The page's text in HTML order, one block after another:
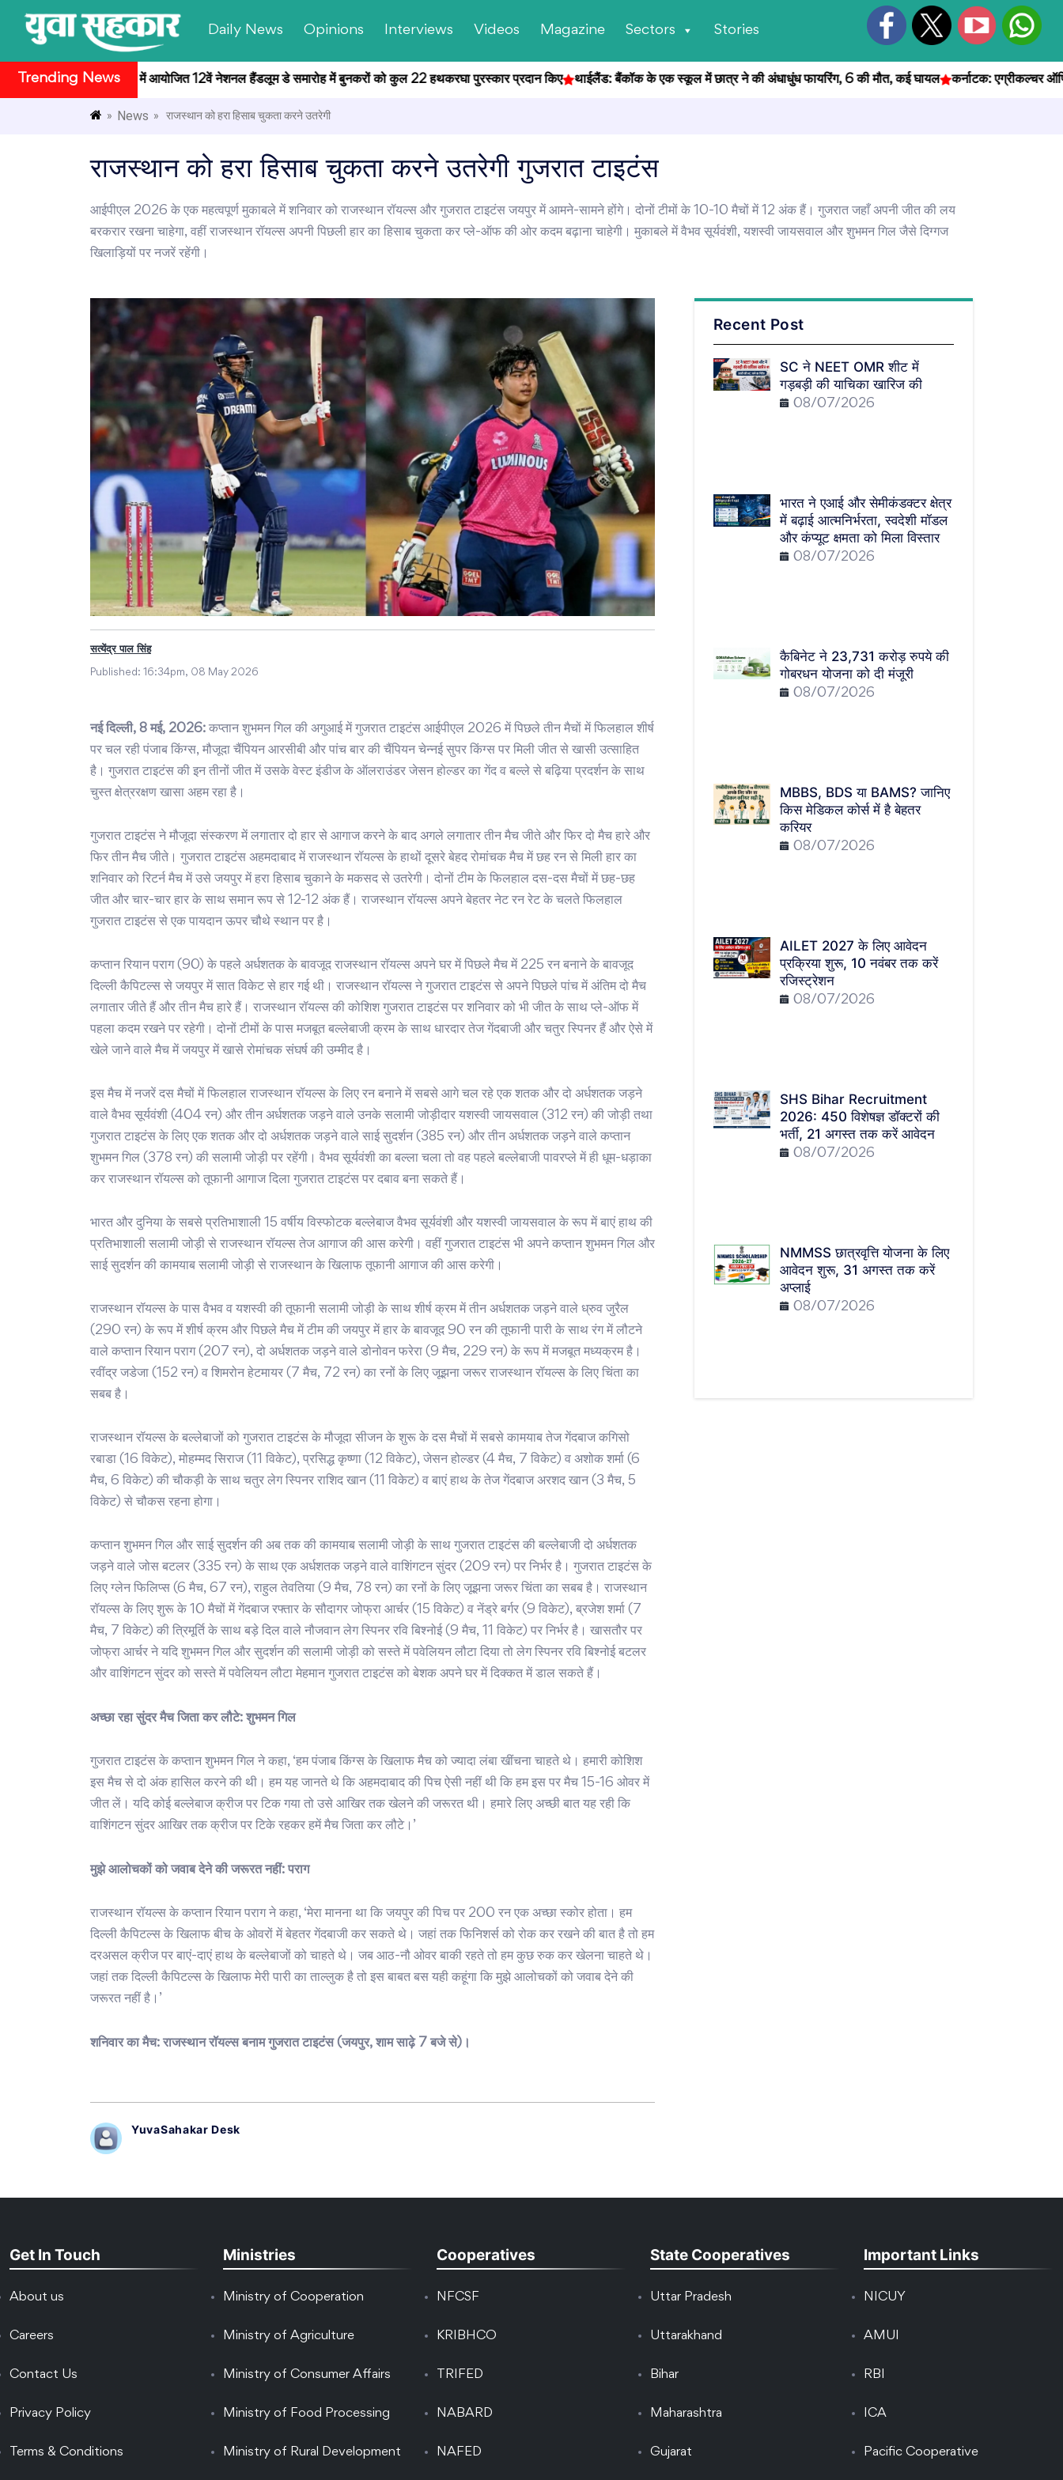
Daily News Opinions Interviews Videos Magazine Sectors Stories
Trending News
भवन सांस्कृतिक केंद्र में आयोजित 12वें नेशनल हैंडलूम डे समारोह में बुनकरों को कुल 22 हथकरघा पुरस्कार प्रदान किए थाईलैंड: बैंकॉक के एक स्कूल में छात्र ने की अंधाधुंध फायरिंग, 6 की मौत, कई घायल कर्नाटक: एग्रीकल्चर ऑफिसर
» News » राजस्थान को हरा हिसाब चुकता करने उतरेगी
राजस्थान को हरा हिसाब चुकता करने उतरेगी गुजरात टाइटंस
आईपीएल 2026 के एक महत्वपूर्ण मुकाबले में शनिवार को राजस्थान रॉयल्स और गुजरात टाइटंस जयपुर में आमने-सामने होंगे। दोनों टीमों के 10-10 मैचों में 12 अंक हैं। गुजरात जहाँ अपनी जीत की लय
बरकरार रखना चाहेगा, वहीं राजस्थान रॉयल्स अपनी पिछली हार का हिसाब चुकता कर प्ले-ऑफ की ओर कदम बढ़ाना चाहेगी। मुकाबले में वैभव सूर्यवंशी, यशस्वी जायसवाल और शुभमन गिल जैसे दिग्गज
खिलाड़ियों पर नजरें रहेंगी।
सत्येंद्र पाल सिंह
Published: 16:34pm, 08 May 2026
नई दिल्ली, 8 मई, 2026: कप्तान शुभमन गिल की अगुआई में गुजरात टाइटंस आईपीएल 2026 में पिछले तीन मैचों में फिलहाल शीर्ष
पर चल रही पंजाब किंग्स, मौजूदा चैंपियन आरसीबी और पांच बार की चैंपियन चेन्नई सुपर किंग्स पर मिली जीत से खासी उत्साहित
है। गुजरात टाइटंस की इन तीनों जीत में उसके वेस्ट इंडीज के ऑलराउंडर जेसन होल्डर का गेंद व बल्ले से बढ़िया प्रदर्शन के साथ
चुस्त क्षेत्ररक्षण खासा अहम रहा है।
गुजरात टाइटंस ने मौजूदा संस्करण में लगातार दो हार से आगाज करने के बाद अगले लगातार तीन मैच जीते और फिर दो मैच हारे और
फिर तीन मैच जीते। गुजरात टाइटंस अहमदाबाद में राजस्थान रॉयल्स के हाथों दूसरे बेहद रोमांचक मैच में छह रन से मिली हार का
शनिवार को रिटर्न मैच में उसे जयपुर में हरा हिसाब चुकाने के मकसद से उतरेगी। दोनों टीम के फिलहाल दस-दस मैचों में छह-छह
जीत और चार-चार हार के साथ समान रूप से 12-12 अंक हैं। राजस्थान रॉयल्स अपने बेहतर नेट रन रेट के चलते फिलहाल
गुजरात टाइटंस से एक पायदान ऊपर चौथे स्थान पर है।
कप्तान रियान पराग (90) के पहले अर्धशतक के बावजूद राजस्थान रॉयल्स अपने घर में पिछले मैच में 225 रन बनाने के बावजूद
दिल्ली कैपिटल्स से जयपुर में सात विकेट से हार गई थी। राजस्थान रॉयल्स ने गुजरात टाइटंस से अपने पिछले पांच में अंतिम दो मैच
लगातार जीते हैं और तीन मैच हारे हैं। राजस्थान रॉयल्स की कोशिश गुजरात टाइटंस पर शनिवार को भी जीत के साथ प्ले-ऑफ में
पहला कदम रखने पर रहेगी। दोनों टीमों के पास मजबूत बल्लेबाजी क्रम के साथ धारदार तेज गेंदबाजी और चतुर स्पिनर हैं और ऐसे में
खेले जाने वाले मैच में जयपुर में खासे रोमांचक संघर्ष की उम्मीद है।
इस मैच में नजरें दस मैचों में फिलहाल राजस्थान रॉयल्स के लिए रन बनाने में सबसे आगे चल रहे एक शतक और दो अर्धशतक जड़ने
वाले वैभव सूर्यवंशी (404 रन) और तीन अर्धशतक जड़ने वाले उनके सलामी जोड़ीदार यशस्वी जायसवाल (312 रन) की जोड़ी तथा
गुजरात टाइटंस के लिए एक शतक और दो अर्धशतक जड़ने वाले साई सुदर्शन (385 रन) और तीन अर्धशतक जड़ने वाले कप्तान
शुभमन गिल (378 रन) की सलामी जोड़ी पर रहेंगी। वैभव सूर्यवंशी का बल्ला चला तो वह पहले बल्लेबाजी पावरप्ले में ही धूम-धड़ाका
कर राजस्थान रॉयल्स को तूफानी आगाज दिला गुजरात टाइटंस पर दबाव बना सकते हैं।
भारत और दुनिया के सबसे प्रतिभाशाली 15 वर्षीय विस्फोटक बल्लेबाज वैभव सूर्यवंशी और यशस्वी जायसवाल के रूप में बाएं हाथ की
प्रतिभाशाली सलामी जोड़ी से राजस्थान रॉयल्स तेज आगाज की आस करेगी। वहीं गुजरात टाइटंस भी अपने कप्तान शुभमन गिल और
साई सुदर्शन की कामयाब सलामी जोड़ी से राजस्थान के खिलाफ तूफानी आगाज की आस करेगी।
राजस्थान रॉयल्स के पास वैभव व यशस्वी की तूफानी सलामी जोड़ी के साथ शीर्ष क्रम में तीन अर्धशतक जड़ने वाले ध्रुव जुरैल
(290 रन) के रूप में शीर्ष क्रम और पिछले मैच में टीम की जयपुर में हार के बावजूद 90 रन की तूफानी पारी के साथ रंग में लौटने
वाले कप्तान रियान पराग (207 रन), दो अर्धशतक जड़ने वाले डोनोवन फरेरा (9 मैच, 229 रन) के रूप में मजबूत मध्यक्रम है।
रवींद्र जडेजा (152 रन) व शिमरोन हेटमायर (7 मैच, 72 रन) का रनों के लिए जूझना जरूर राजस्थान रॉयल्स के लिए चिंता का
सबब है।
राजस्थान रॉयल्स के बल्लेबाजों को गुजरात टाइटंस के मौजूदा सीजन के शुरू के दस मैचों में सबसे कामयाब तेज गेंदबाज कगिसो
रबाडा (16 विकेट), मोहम्मद सिराज (11 विकेट), प्रसिद्ध कृष्णा (12 विकेट), जेसन होल्डर (4 मैच, 7 विकेट) व अशोक शर्मा (6
मैच, 6 विकेट) की चौकड़ी के साथ चतुर लेग स्पिनर राशिद खान (11 विकेट) व बाएं हाथ के तेज गेंदबाज अरशद खान (3 मैच, 5
विकेट) से चौकस रहना होगा।
कप्तान शुभमन गिल और साई सुदर्शन की अब तक की कामयाब सलामी जोड़ी के साथ गुजरात टाइटंस की बल्लेबाजी दो अर्धशतक
जड़ने वाले जोस बटलर (335 रन) के साथ एक अर्धशतक जड़ने वाले वाशिंगटन सुंदर (209 रन) पर निर्भर है। गुजरात टाइटंस के
लिए ग्लेन फिलिप्स (6 मैच, 67 रन), राहुल तेवतिया (9 मैच, 78 रन) का रनों के लिए जूझना जरूर चिंता का सबब है। राजस्थान
रॉयल्स के लिए शुरू के 10 मैचों में गेंदबाज रफ्तार के सौदागर जोफ्रा आर्चर (15 विकेट) व नेंड्रे बर्गर (9 विकेट), ब्रजेश शर्मा (7
मैच, 7 विकेट) की त्रिमूर्ति के साथ बड़े दिल वाले नौजवान लेग स्पिनर रवि बिश्नोई (9 मैच, 11 विकेट) पर निर्भर है। खासतौर पर
जोफ्रा आर्चर ने यदि शुभमन गिल और सुदर्शन की सलामी जोड़ी को सस्ते में पवेलियन लौटा दिया तो लेग स्पिनर रवि बिश्नोई बटलर
और वाशिंगटन सुंदर को सस्ते में पवेलियन लौटा मेहमान गुजरात टाइटंस को बेशक अपने घर में दिक्कत में डाल सकते हैं।
अच्छा रहा सुंदर मैच जिता कर लौटे: शुभमन गिल
गुजरात टाइटंस के कप्तान शुभमन गिल ने कहा, ‘हम पंजाब किंग्स के खिलाफ मैच को ज्यादा लंबा खींचना चाहते थे। हमारी कोशिश
इस मैच से दो अंक हासिल करने की थी। हम यह जानते थे कि अहमदाबाद की पिच ऐसी नहीं थी कि हम इस पर मैच 15-16 ओवर में
जीत लें। यदि कोई बल्लेबाज क्रीज पर टिक गया तो उसे आखिर तक खेलने की जरूरत थी। हमारे लिए अच्छी बात यह रही कि
वाशिंगटन सुंदर आखिर तक क्रीज पर टिके रहकर हमें मैच जिता कर लौटे।’
मुझे आलोचकों को जवाब देने की जरूरत नहीं: पराग
राजस्थान रॉयल्स के कप्तान रियान पराग ने कहा, ‘मेरा मानना था कि जयपुर की पिच पर 200 रन एक अच्छा स्कोर होता। हम
दिल्ली कैपिटल्स के खिलाफ बीच के ओवरों में बेहतर गेंदबाजी कर सकते थे। जहां तक फिनिशर्स को रोक कर रखने की बात है तो हम
दरअसल क्रीज पर बाएं-दाएं हाथ के बल्लेबाजों को चाहते थे। जब आठ-नौ ओवर बाकी रहते तो हम कुछ रुक कर खेलना चाहते थे।
जहां तक दिल्ली कैपिटल्स के खिलाफ मेरी पारी का ताल्लुक है तो इस बाबत बस यही कहूंगा कि मुझे आलोचकों को जवाब देने की
जरूरत नहीं है।’
शनिवार का मैच: राजस्थान रॉयल्स बनाम गुजरात टाइटंस (जयपुर, शाम साढ़े 7 बजे से)।
YuvaSahakar Desk
Recent Post
SC ने NEET OMR शीट में
गड़बड़ी की याचिका खारिज की
08/07/2026
भारत ने एआई और सेमीकंडक्टर क्षेत्र
में बढ़ाई आत्मनिर्भरता, स्वदेशी मॉडल
और कंप्यूट क्षमता को मिला विस्तार
08/07/2026
कैबिनेट ने 23,731 करोड़ रुपये की
गोबरधन योजना को दी मंजूरी
08/07/2026
MBBS, BDS या BAMS? जानिए
किस मेडिकल कोर्स में है बेहतर
करियर
08/07/2026
AILET 2027 के लिए आवेदन
प्रक्रिया शुरू, 10 नवंबर तक करें
रजिस्ट्रेशन
08/07/2026
SHS Bihar Recruitment
2026: 450 विशेषज्ञ डॉक्टरों की
भर्ती, 21 अगस्त तक करें आवेदन
08/07/2026
NMMSS छात्रवृत्ति योजना के लिए
आवेदन शुरू, 31 अगस्त तक करें
अप्लाई
08/07/2026
Get In Touch
About us
Careers
Contact Us
Privacy Policy
Terms & Conditions
Ministries
Ministry of Cooperation
Ministry of Agriculture
Ministry of Consumer Affairs
Ministry of Food Processing
Ministry of Rural Development
Cooperatives
NFCSF
KRIBHCO
TRIFED
NABARD
NAFED
State Cooperatives
Uttar Pradesh
Uttarakhand
Bihar
Maharashtra
Gujarat
Important Links
NICUY
AMUI
RBI
ICA
Pacific Cooperative